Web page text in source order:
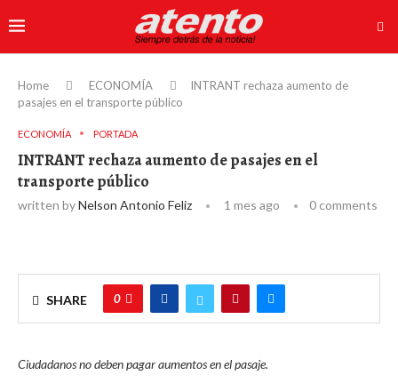
Home ECONOMÍA
INTRANT rechaza aumento de
pasajes en el transporte público
ECONOMÍA PORTADA
INTRANT rechaza aumento de pasajes en el
transporte público
written byNelson Antonio Feliz 1 mes ago 0 comments
SHARE 0
Ciudadanos no deben pagar aumentos en el pasaje.